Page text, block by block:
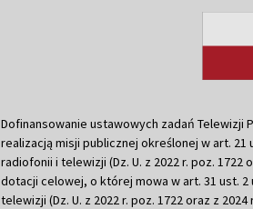
Dofinansowanie ustawowych zadań Telewizji
realizacją misji publicznej określonej w art. 21
radiofonii i telewizji (Dz. U. z 2022 r. poz.
dotacji celowej, o której mowa w art. 31 ust. 2
telewizji (Dz. U. z 2022 r. poz. 1722 oraz z 2024